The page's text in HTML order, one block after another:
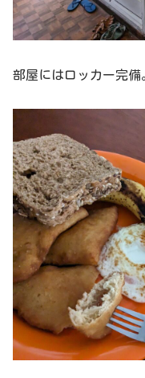
部屋にはロッカー完備